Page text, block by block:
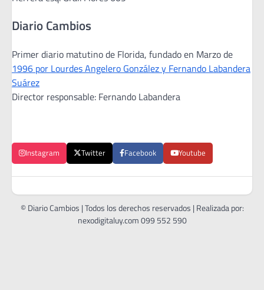
Diario Cambios
Primer diario matutino de Florida, fundado en Marzo de
1996 por Lourdes Angelero González y Fernando Labandera
Suárez
Director responsable: Fernando Labandera
Instagram Twitter Facebook Youtube